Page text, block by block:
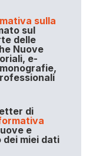
sulla
sul
delle
Nuove
e-
di
e
miei dati